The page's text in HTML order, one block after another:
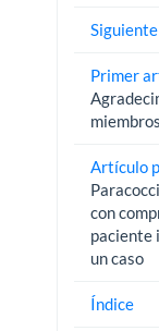
Primer
Artículo
con
paciente
un caso
Índice